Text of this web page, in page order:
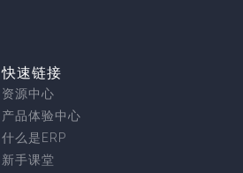
快速链接
资源中心
产品体验中心
什么是ERP
新手课堂